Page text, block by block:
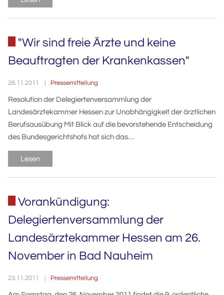
"Wir sind freie Ärzte und keine
Beauftragten der Krankenkassen"
26.11.2011 Pressemitteilung
Resolution der Delegiertenversammlung der
Landesärztekammer Hessen zur Unabhängigkeit der ärztlichen
Berufsausübung Mit Blick auf die bevorstehende Entscheidung
des Bundesgerichtshofs hat sich das…
Lesen
Vorankündigung:
Delegiertenversammlung der
Landesärztekammer Hessen am 26.
November in Bad Nauheim
23.11.2011 Pressemitteilung